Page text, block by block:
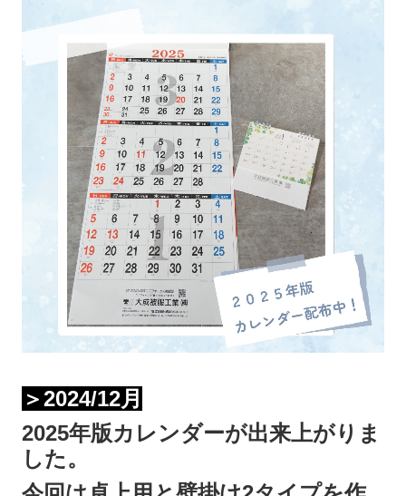
＞2024/12月
2025年版カレンダーが出来上がりま
した。